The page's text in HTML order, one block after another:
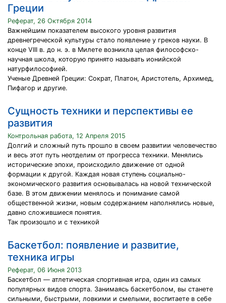
Греции
Реферат, 26 Октября 2014
Важнейшим показателем высокого уровня развития
древнегреческой культуры стало появление у греков науки. В
конце VIII в. до н. э. в Милете возникла целая философско-
научная школа, которую принято называть ионийской
натурфилософией.
Ученые Древней Греции: Сократ, Платон, Аристотель, Архимед,
Пифагор и другие.
Сущность техники и перспективы ее
развития
Контрольная работа, 12 Апреля 2015
Долгий и сложный путь прошло в своем развитии человечество
и весь этот путь неотделим от прогресса техники. Менялись
исторические эпохи, происходило движение от одной
формации к другой. Каждая новая ступень социально-
экономического развития основывалась на новой технической
базе. В этом движении менялось и понимание самой
общественной жизни, новым содержанием наполнялись новые,
давно сложившиеся понятия.
Так произошло и с техникой
Баскетбол: появление и развитие,
техника игры
Реферат, 06 Июня 2013
Баскетбол — атлетическая спортивная игра, один из самых
популярных видов спорта. Занимаясь баскетболом, вы станете
сильными, быстрыми, ловкими и смелыми, воспитаете в себе